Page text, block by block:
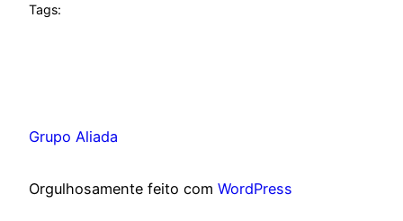
Tags:
Grupo Aliada
Orgulhosamente feito com WordPress